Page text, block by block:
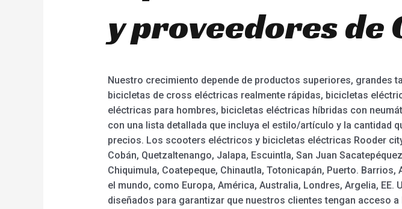
y proveedores de
Nuestro crecimiento depende de productos superiores,
bicicletas de cross eléctricas realmente rápidas, bicicletas
eléctricas para hombres, bicicletas eléctricas híbridas con
con una lista detallada que incluya el estilo/artículo y la cantidad
precios. Los scooters eléctricos y bicicletas eléctricas Rooder
Cobán, Quetzaltenango, Jalapa, Escuintla, San Juan
Chiquimula, Coatepeque, Chinautla, Totonicapán, Puerto.
el mundo, como Europa, América, Australia, Londres, Argelia,
diseñados para garantizar que nuestros clientes tengan acceso